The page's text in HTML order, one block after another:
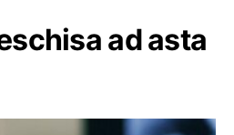
ad asta